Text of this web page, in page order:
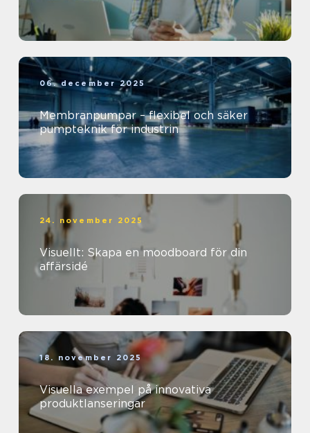
06. december 2025
Membranpumpar – flexibel och säker
pumpteknik för industrin
24. november 2025
Visuellt: Skapa en moodboard för din
affärsidé
18. november 2025
Visuella exempel på innovativa
produktlanseringar